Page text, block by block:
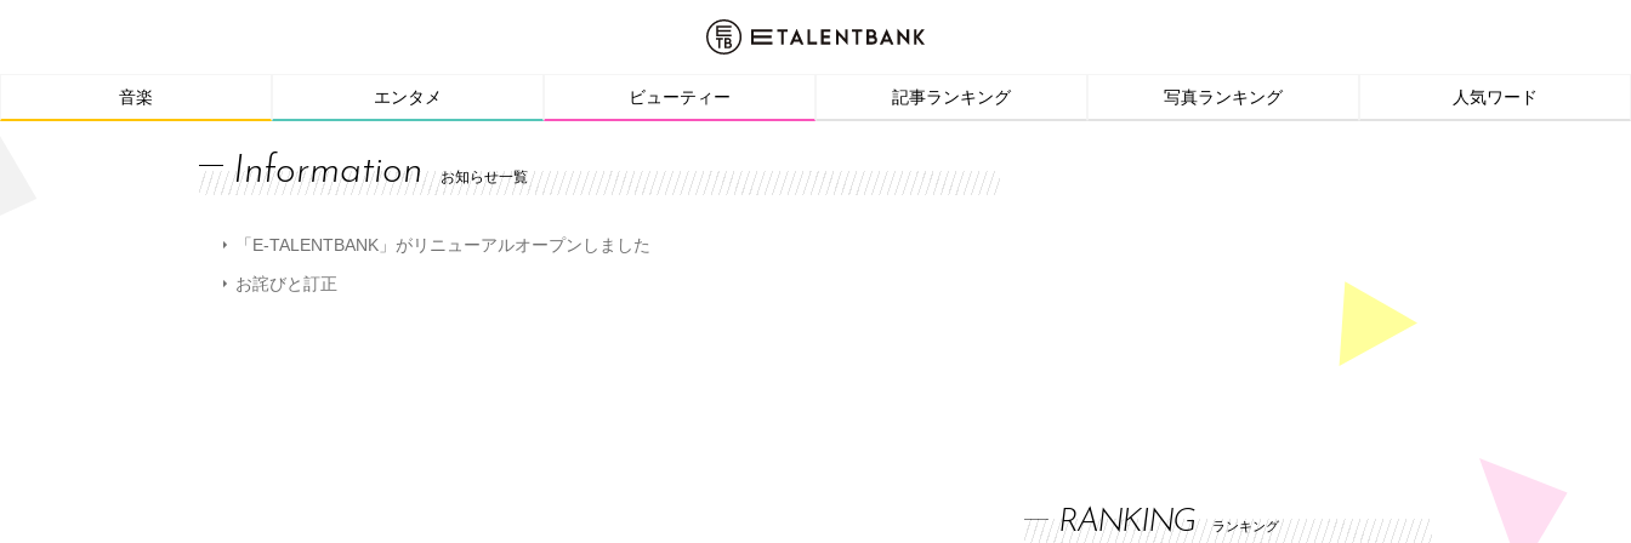
音楽 エンタメ ビューティー 記事ランキング 写真ランキング 人気ワード
Information お知らせ一覧
「E-TALENTBANK」がリニューアルオープンしました
お詫びと訂正
RANKING ランキング